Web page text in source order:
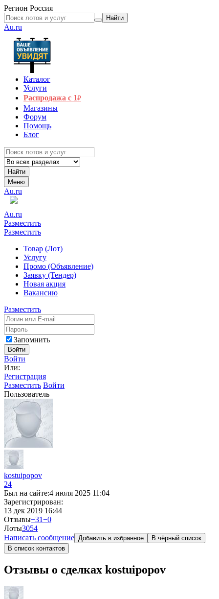
Регион Россия
Найти
Au.ru
Каталог
Услуги
Распродажа с 1₽
Магазины
Форум
Помощь
Блог
Найти
Меню
Au.ru
Au.ru
Разместить
Разместить
Товар (Лот)
Услугу
Промо (Объявление)
Заявку (Тендер)
Новая акция
Вакансию
Разместить
Запомнить
Войти
Войти
Или:
Регистрация
Разместить Войти
Пользователь
kostuipopov
24
Был на сайте:4 июля 2025 11:04
Зарегистрирован:
13 дек 2019 16:44
Отзывы+31−0
Лоты3054
Написать сообщение Добавить в избранное
В чёрный список
В список контактов
Отзывы о сделках kostuipopov